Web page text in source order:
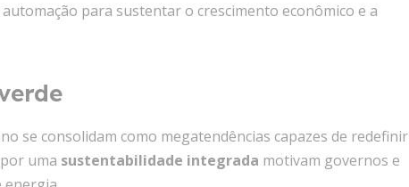
para sustentar o crescimento econômico e a
se consolidam como megatendências capazes de redefinir
uma sustentabilidade integrada motivam governos e